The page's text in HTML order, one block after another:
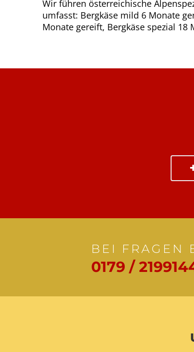
Wir führen österreichische
umfasst: Bergkäse mild 6 Monate
Monate gereift, Bergkäse spezial 18
BEI FRAGEN
0179 /